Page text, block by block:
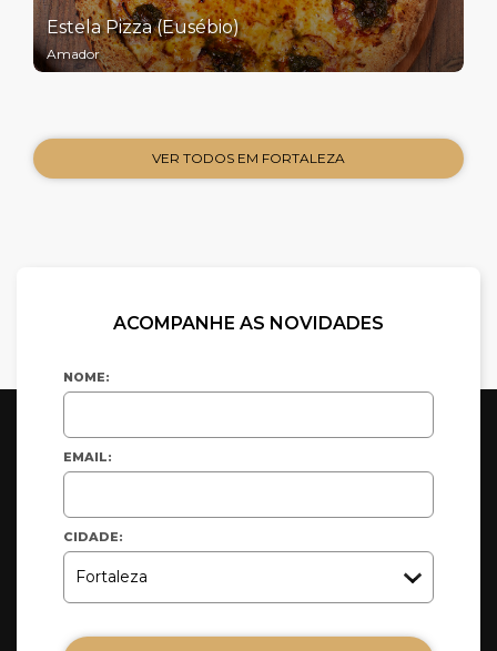
Estela Pizza (Eusébio)
Amador
VER TODOS EM FORTALEZA
ACOMPANHE AS NOVIDADES
NOME:
EMAIL:
CIDADE: